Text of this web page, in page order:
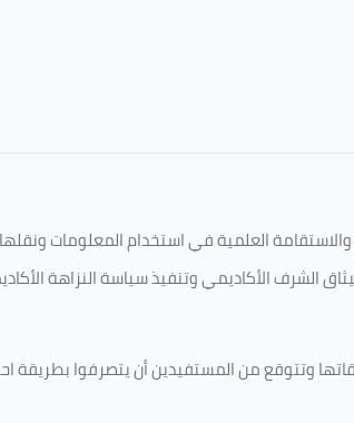
والاستقامة العلمية في استخدام المعلومات
الشرف الأكاديمي وتنفيذ سياسة النزاهة
وتتوقع من المستفيدين أن يتصرفوا بطريقة